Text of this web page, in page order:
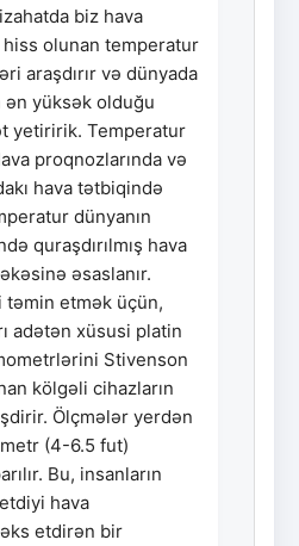
biz hava
olunan temperatur
araşdırır və dünyada
yüksək olduğu
yetiririk. Temperatur
proqnozlarında və
hava tətbiqində
dünyanın
quraşdırılmış hava
əsaslanır.
etmək üçün,
adətən xüsusi platin
Stivenson
kölgəli cihazların
Ölçmələr yerdən
(4-6.5 fut)
Bu, insanların
hava
etdirən bir